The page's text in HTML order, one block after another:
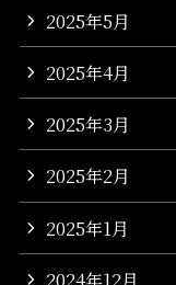
2025年5月
2025年4月
2025年3月
2025年2月
2025年1月
2024年12月